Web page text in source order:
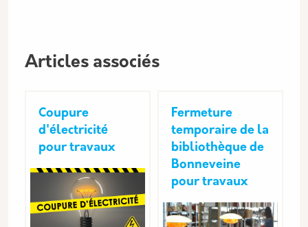
Articles associés
Coupure
d'électricité
pour travaux
Fermeture
temporaire de la
bibliothèque de
Bonneveine
pour travaux